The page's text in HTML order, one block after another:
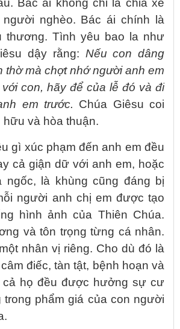
Bác ái không chỉ là chia xẻ
nghèo. Bác ái chính là
thương. Tình yêu bao la như
dậy rằng: Nếu con dâng
thờ mà chợt nhớ người anh em
con, hãy để của lễ đó và đi
em trước. Chúa Giêsu coi
hữu và hòa thuận.
gì xúc phạm đến anh em đều
cả giận dữ với anh em, hoặc
ngốc, là khùng cũng đáng bị
người anh chị em được tạo
hình ảnh của Thiên Chúa.
và tôn trọng từng cá nhân.
nhân vị riêng. Cho dù đó là
điếc, tàn tật, bệnh hoạn và
cả họ đều được hưởng sự cư
phẩm giá của con người